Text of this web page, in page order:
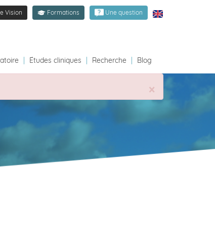
Une question
Formations
Vision
Études cliniques Recherche Blog
×